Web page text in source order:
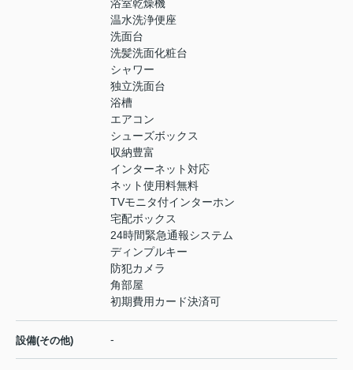
浴室乾燥機
温水洗浄便座
洗面台
洗髪洗面化粧台
シャワー
独立洗面台
浴槽
エアコン
シューズボックス
収納豊富
インターネット対応
ネット使用料無料
TVモニタ付インターホン
宅配ボックス
24時間緊急通報システム
ディンプルキー
防犯カメラ
角部屋
初期費用カード決済可
設備(その他) -